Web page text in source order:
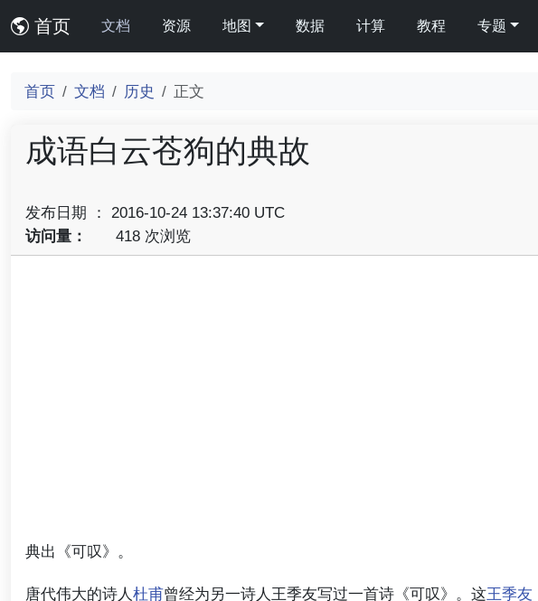
首页 文档 资源 地图 数据 计算 教程 专题
首页 文档 历史 正文
成语白云苍狗的典故
发布日期 ： 2016-10-24 13:37:40 UTC
访问量：
418 次浏览
典出《可叹》。
唐代伟大的诗人杜甫曾经为另一诗人王季友写过一首诗《可叹》。这王季友